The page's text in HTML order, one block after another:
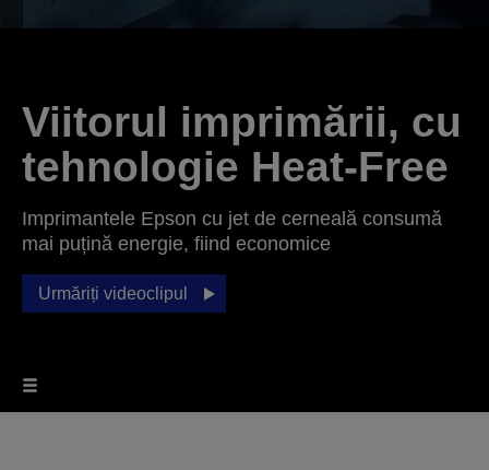
Viitorul imprimării, cu
tehnologie Heat-Free
Imprimantele Epson cu jet de cerneală consumă
mai puțină energie, fiind economice
Urmăriți videoclipul